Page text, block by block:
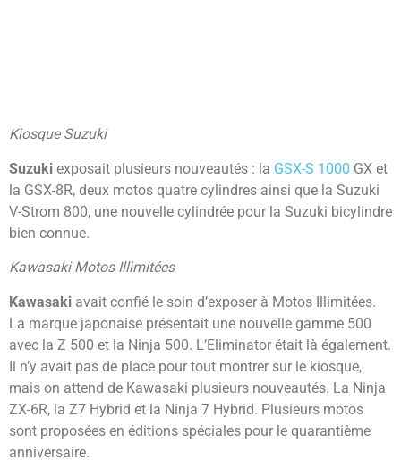
Kiosque Suzuki
Suzuki exposait plusieurs nouveautés : la GSX-S 1000 GX et
la GSX-8R, deux motos quatre cylindres ainsi que la Suzuki
V-Strom 800, une nouvelle cylindrée pour la Suzuki bicylindre
bien connue.
Kawasaki Motos Illimitées
Kawasaki avait confié le soin d’exposer à Motos Illimitées.
La marque japonaise présentait une nouvelle gamme 500
avec la Z 500 et la Ninja 500. L’Eliminator était là également.
Il n’y avait pas de place pour tout montrer sur le kiosque,
mais on attend de Kawasaki plusieurs nouveautés. La Ninja
ZX-6R, la Z7 Hybrid et la Ninja 7 Hybrid. Plusieurs motos
sont proposées en éditions spéciales pour le quarantième
anniversaire.